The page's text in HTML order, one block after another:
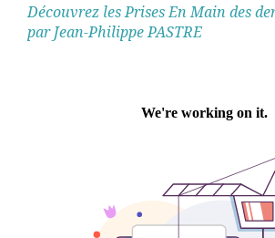
Découvrez les Prises En Main des
par Jean-Philippe PASTRE